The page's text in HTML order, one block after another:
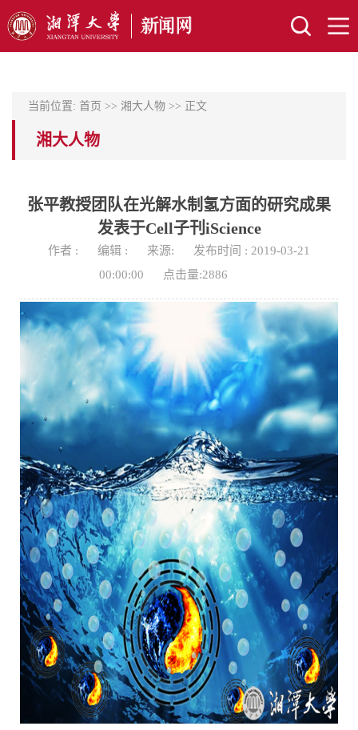
当前位置: 首页 >> 湘大人物 >> 正文
湘大人物
张平教授团队在光解水制氢方面的研究成果
发表于Cell子刊iScience
作者 : 编辑 : 来源:
发布时间 : 2019-03-21
00:00:00
点击量:2886